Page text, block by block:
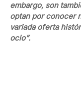
embargo, son
optan por conocer
variada oferta
ocio”.